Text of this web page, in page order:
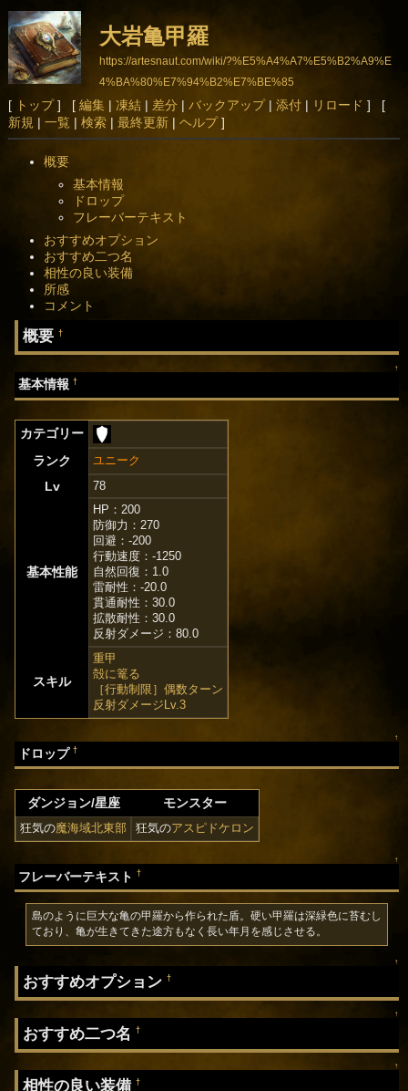
大岩亀甲羅
https://artesnaut.com/wiki/?%E5%A4%A7%E5%B2%A9%E
4%BA%80%E7%94%B2%E7%BE%85
[ トップ] [ 編集| 凍結| 差分 | バックアップ| 添付| リロード ] [
新規 | 一覧 | 検索| 最終更新| ヘルプ]
概要
基本情報
ドロップ
フレーバーテキスト
おすすめオプション
おすすめ二つ名
相性の良い装備
所感
コメント
概要†
↑
基本情報†
カテゴリー
ランク
ユニーク
Lv 78
基本性能
HP：200
防御力：270
回避：-200
行動速度：-1250
自然回復：1.0
雷耐性：-20.0
貫通耐性：30.0
拡散耐性：30.0
反射ダメージ：80.0
スキル
重甲
殻に篭る
［行動制限］偶数ターン
反射ダメージLv.3
↑
ドロップ†
ダンジョン/星座 モンスター
狂気の魔海域北東部 狂気のアスピドケロン
↑
フレーバーテキスト†
島のように巨大な亀の甲羅から作られた盾。硬い甲羅は深緑色に苔むし
ており、亀が生きてきた途方もなく長い年月を感じさせる。
↑
おすすめオプション†
↑
おすすめ二つ名†
↑
相性の良い装備†